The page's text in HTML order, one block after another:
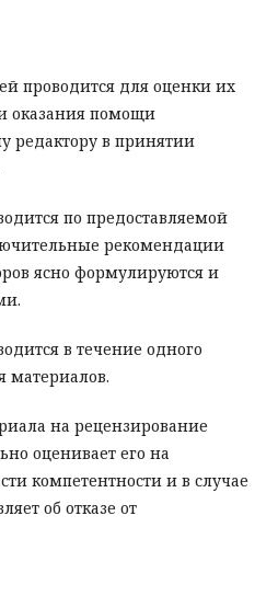
проводится для оценки их
оказания помощи
редактору в принятии
по предоставляемой
рекомендации
ясно формулируются и
в течение одного
материалов.
на рецензирование
оценивает его на
компетентности и в случае
об отказе от